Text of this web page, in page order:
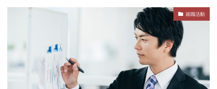
就職活動
就活サイト
就活塾
志望動機
心理テスト
強みが見つからない
強み
平均年収
平均
就職
就職支援先
就職情報サイト
就職出来る